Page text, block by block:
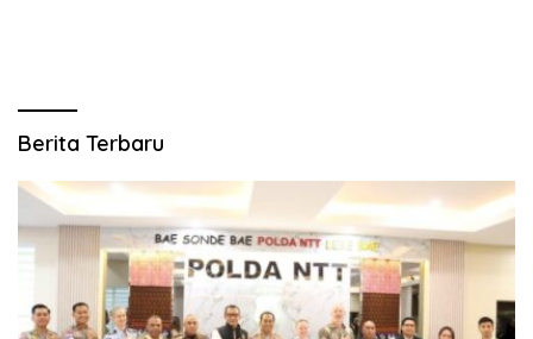
Berita Terbaru